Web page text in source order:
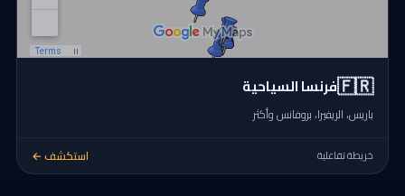
🇫🇷فرنسا السياحية
باريس، الريفيرا، بروفانس وأكثر
خريطة تفاعلية استكشف ←